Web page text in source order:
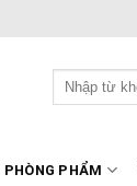
Tìm
kiếm:
PHÒNG PHẨM